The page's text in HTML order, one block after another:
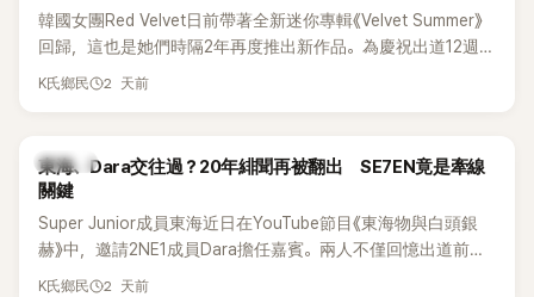
韓國女團Red Velvet日前帶著全新迷你專輯《Velvet Summer》
回歸，這也是她們時隔2年再度推出新作品。為慶祝出道12週
年，五位成員也一連舉辦三場粉絲演唱會，與粉絲共同回顧經
K氏鄉民 2 天前
K-POP
東海、Dara交往過？20年緋聞再被翻出 SE7EN竟是牽線
關鍵
Super Junior成員東海近日在YouTube節目《東海物與白頭銀
赫》中，邀請2NE1成員Dara擔任嘉賓。兩人不僅回憶出道前的
青澀往事，也首度聊起當年鬧得沸沸揚揚的緋聞，讓東海忍不
K氏鄉民 2 天前